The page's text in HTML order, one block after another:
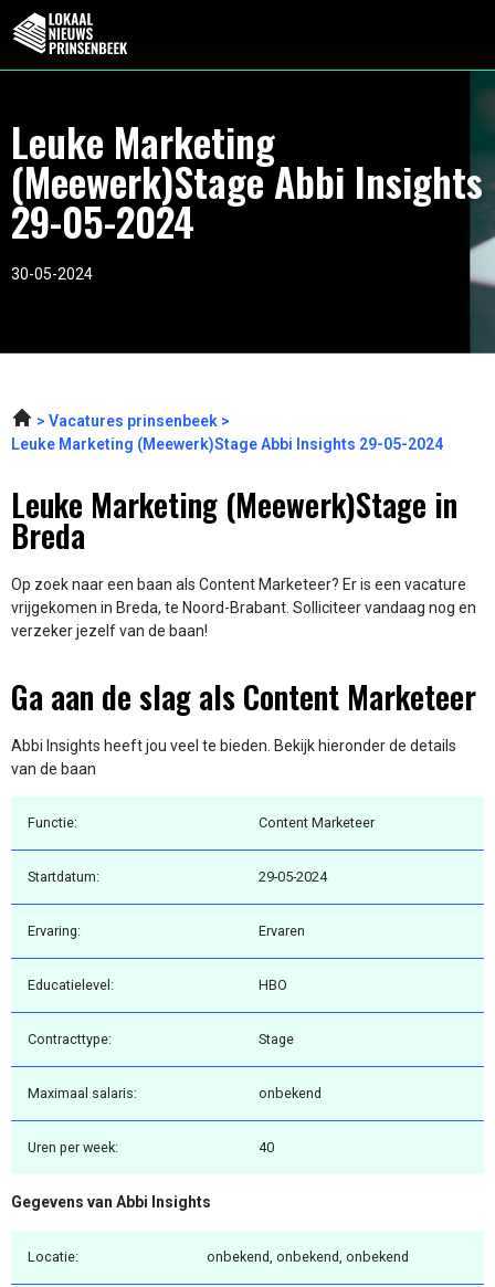
Leuke Marketing
(Meewerk)Stage Abbi Insights
29-05-2024
30-05-2024
Vacatures prinsenbeek
Leuke Marketing (Meewerk)Stage Abbi Insights 29-05-2024
Leuke Marketing (Meewerk)Stage in
Breda
Op zoek naar een baan als Content Marketeer? Er is een vacature
vrijgekomen in Breda, te Noord-Brabant. Solliciteer vandaag nog en
verzeker jezelf van de baan!
Ga aan de slag als Content Marketeer
Abbi Insights heeft jou veel te bieden. Bekijk hieronder de details
van de baan
Functie: Content Marketeer
Startdatum: 29-05-2024
Ervaring: Ervaren
Educatielevel: HBO
Contracttype: Stage
Maximaal salaris: onbekend
Uren per week: 40
Gegevens van Abbi Insights
Locatie: onbekend, onbekend, onbekend